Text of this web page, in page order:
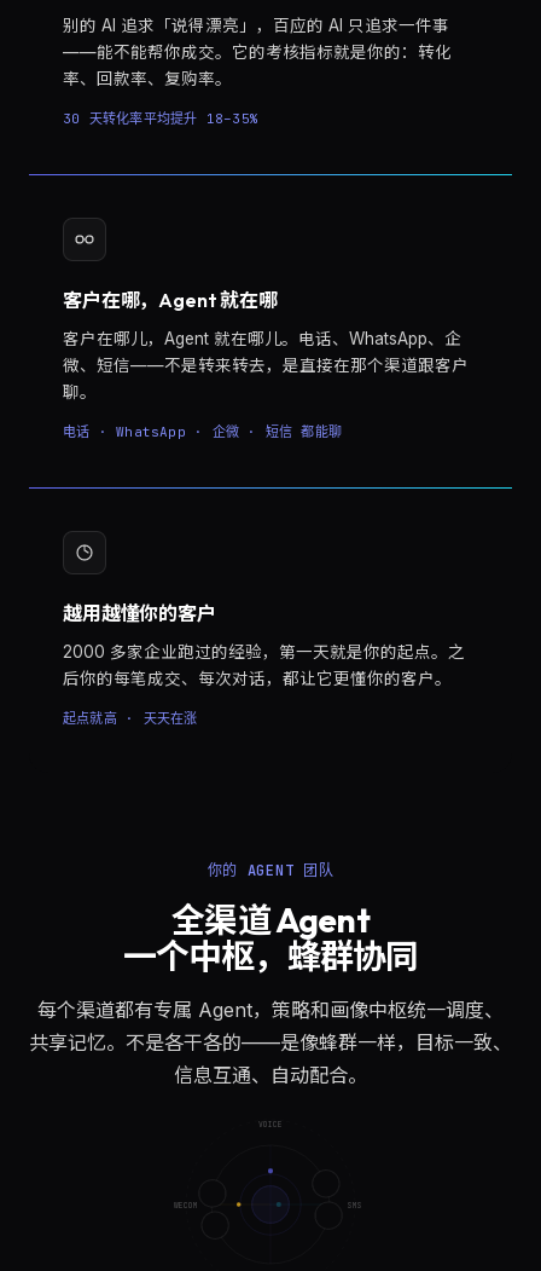
别的 AI 追求「说得漂亮」，百应的 AI 只追求一件事
——能不能帮你成交。它的考核指标就是你的：转化
率、回款率、复购率。
30 天转化率平均提升 18–35%
客户在哪，Agent 就在哪
客户在哪儿，Agent 就在哪儿。电话、WhatsApp、企
微、短信——不是转来转去，是直接在那个渠道跟客户
聊。
电话 · WhatsApp · 企微 · 短信 都能聊
越用越懂你的客户
2000 多家企业跑过的经验，第一天就是你的起点。之
后你的每笔成交、每次对话，都让它更懂你的客户。
起点就高 · 天天在涨
你的 AGENT 团队
全渠道 Agent
一个中枢，蜂群协同
每个渠道都有专属 Agent，策略和画像中枢统一调度、
共享记忆。不是各干各的——是像蜂群一样，目标一致、
信息互通、自动配合。
🧠
VOICE
WECOM SMS